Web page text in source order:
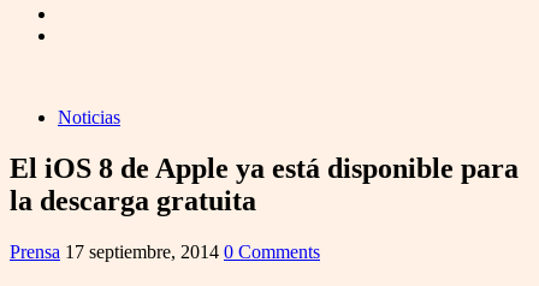
Noticias
El iOS 8 de Apple ya está disponible para
la descarga gratuita
Prensa 17 septiembre, 2014 0 Comments